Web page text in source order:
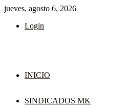
jueves, agosto 6, 2026
Login
INICIO
SINDICADOS MK